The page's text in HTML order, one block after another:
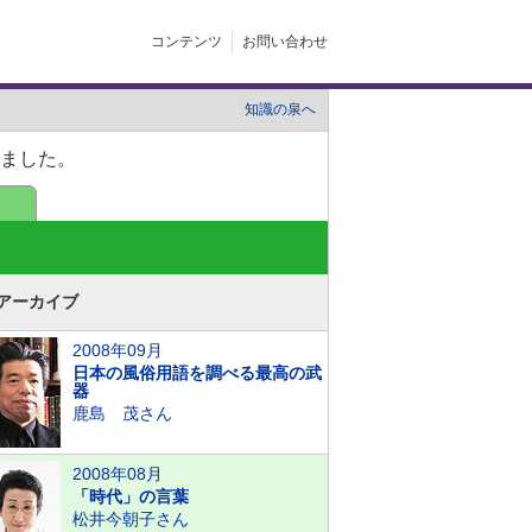
コンテンツ お問い合わせ
知識の泉へ
した。
ーカイブ
2008年09月
日本の風俗用語を調べる最高の武
器
鹿島 茂さん
2008年08月
「時代」の言葉
松井今朝子さん